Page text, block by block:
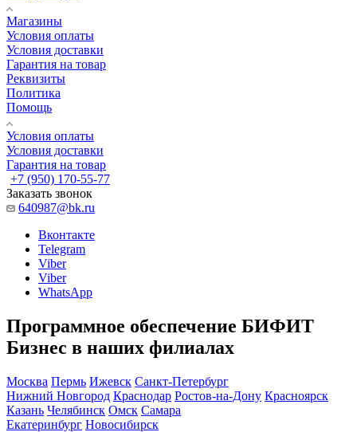
Магазины
Условия оплаты
Условия доставки
Гарантия на товар
Реквизиты
Политика
Помощь
Условия оплаты
Условия доставки
Гарантия на товар
+7 (950) 170-55-77
Заказать звонок
640987@bk.ru
Вконтакте
Telegram
Viber
Viber
WhatsApp
Программное обеспечение БИФИТ
Бизнес в наших филиалах
Москва Пермь Ижевск Санкт-Петербург
Нижний Новгород Краснодар Ростов-на-Дону Красноярск
Казань Челябинск Омск Самара
Екатеринбург Новосибирск